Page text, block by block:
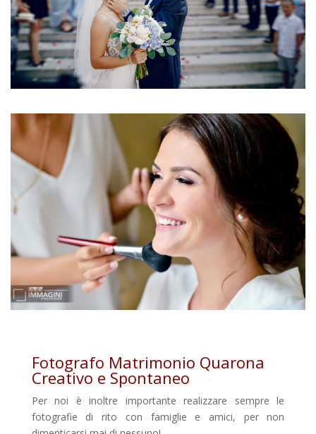
Fotografo Matrimonio Quarona
Creativo e Spontaneo
Per noi è inoltre importante realizzare sempre le
fotografie di rito con famiglie e amici, per non